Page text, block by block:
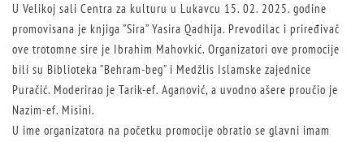
U Velikoj sali Centra za kulturu u Lukavcu 15. 02. 2025. godine
promovisana je knjiga ”Sira” Yasira Qadhija. Prevodilac i priređivač
ove trotomne sire je Ibrahim Mahovkić. Organizatori ove promocije
bili su Biblioteka ”Behram-beg” i Medžlis Islamske zajednice
Puračić. Moderirao je Tarik-ef. Aganović, a uvodno ašere proučio je
Nazim-ef. Misini.
U ime organizatora na početku promocije obratio se glavni imam